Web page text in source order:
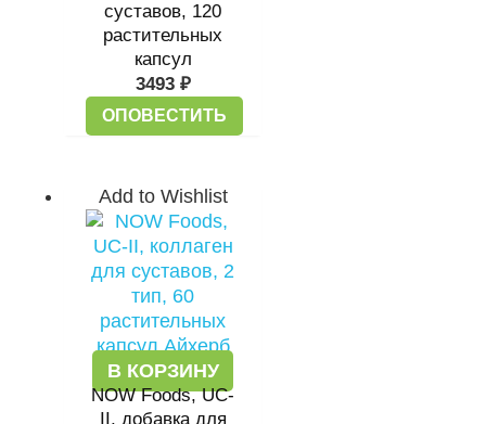
суставов, 120
растительных
капсул
3493 ₽
ОПОВЕСТИТЬ
Add to Wishlist
В КОРЗИНУ
NOW Foods, UC-
II, добавка для